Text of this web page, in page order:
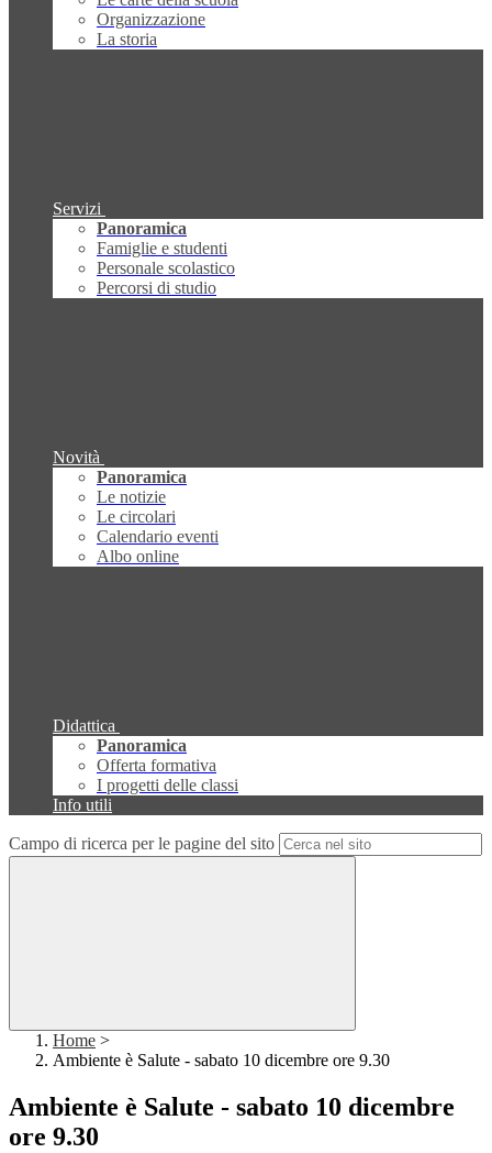
Organizzazione
La storia
Servizi
Panoramica
Famiglie e studenti
Personale scolastico
Percorsi di studio
Novità
Panoramica
Le notizie
Le circolari
Calendario eventi
Albo online
Didattica
Panoramica
Offerta formativa
I progetti delle classi
Info utili
Campo di ricerca per le pagine del sito
Home >
Ambiente è Salute - sabato 10 dicembre ore 9.30
Ambiente è Salute - sabato 10 dicembre
ore 9.30